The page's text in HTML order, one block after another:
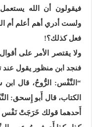
فيقولون أن الله
ولست أدري أهم أعلم أم
فعل كذلك؟!
ولا يقتصر الأمر على
فنجد ابن منظور يقول عند
“النَّفْس: الرُّوحُ، قال
الكتاب، قال أَبو إِسحق:
أَحدهما قولك خَرَجَتْ نَفْس